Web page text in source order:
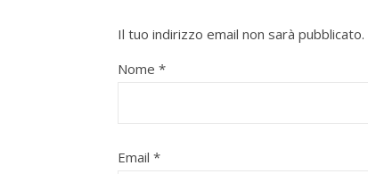
Il tuo indirizzo email non sarà pubblicato.
Nome *
Email *